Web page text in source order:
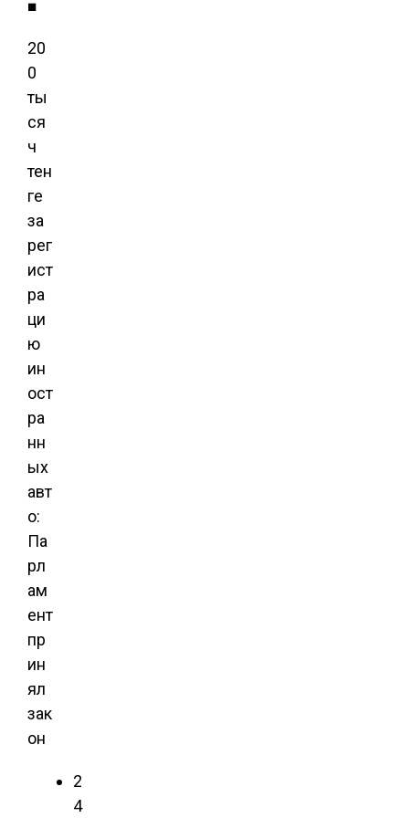
■
20
0
ты
ся
ч
тен
ге
за
рег
ист
ра
ци
ю
ин
ост
ра
нн
ых
авт
о:
Па
рл
ам
ент
пр
ин
ял
зак
он
2
4